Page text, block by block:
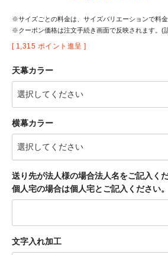
※サイズごとの料金は、サイズバリエーションで料金
※クーポン価格は注文手続き画面で反映されます。(
[ 1,315 ポイント進呈 ]
天幕カラー
横幕カラー
送り先が法人様の場合法人名をご記入くだ
個人宅の場合は個人宅とご記入ください。
文字入れ加工